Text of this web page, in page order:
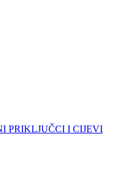
PRIKLJUČCI I CIJEVI